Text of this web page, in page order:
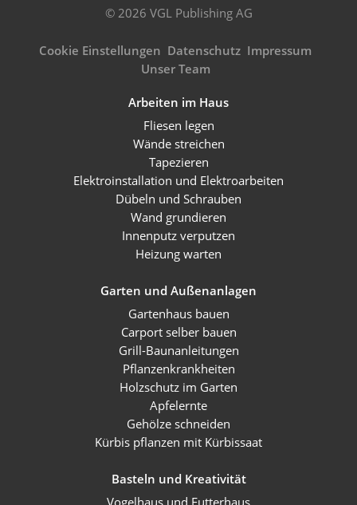
© 2026 VGL Publishing AG
Cookie Einstellungen Datenschutz Impressum
Unser Team
Arbeiten im Haus
Fliesen legen
Wände streichen
Tapezieren
Elektroinstallation und Elektroarbeiten
Dübeln und Schrauben
Wand grundieren
Innenputz verputzen
Heizung warten
Garten und Außenanlagen
Gartenhaus bauen
Carport selber bauen
Grill-Baunanleitungen
Pflanzenkrankheiten
Holzschutz im Garten
Apfelernte
Gehölze schneiden
Kürbis pflanzen mit Kürbissaat
Basteln und Kreativität
Vogelhaus und Futterhaus